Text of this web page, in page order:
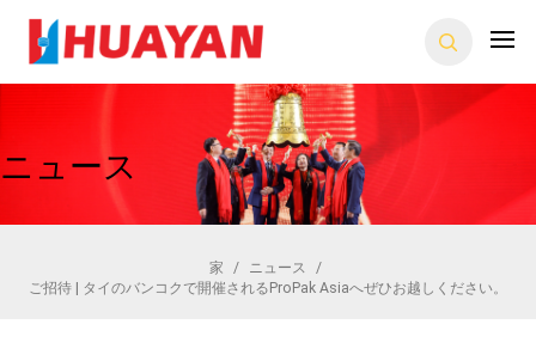
ニュース
家 / ニュース
/
ご招待 | タイのバンコクで開催されるProPak Asiaへぜひお越しください。